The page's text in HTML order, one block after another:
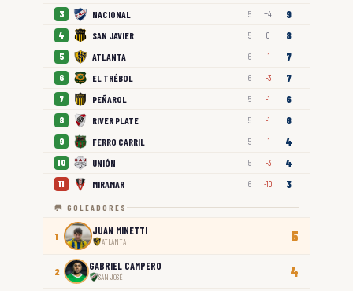
3 NACIONAL 5 +4 9
4 SAN JAVIER 5 0 8
5 ATLANTA 6 -1 7
6 EL TRÉBOL 6 -3 7
7 PEÑAROL 5 -1 6
8 RIVER PLATE 5 -1 6
9 FERRO CARRIL 5 -1 4
10 UNIÓN 5 -3 4
11 MIRAMAR 6 -10 3
🥅 GOLEADORES
1 JUAN MINETTI
ATLANTA 5
2 GABRIEL CAMPERO
SAN JOSÉ 4